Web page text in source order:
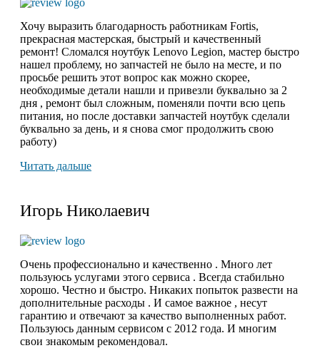
Хочу выразить благодарность работникам Fortis,
прекрасная мастерская, быстрый и качественный
ремонт! Сломался ноутбук Lenovo Legion, мастер быстро
нашел проблему, но запчастей не было на месте, и по
просьбе решить этот вопрос как можно скорее,
необходимые детали нашли и привезли буквально за 2
дня , ремонт был сложным, поменяли почти всю цепь
питания, но после доставки запчастей ноутбук сделали
буквально за день, и я снова смог продолжить свою
работу)
Читать дальше
Игорь Николаевич
Очень профессионально и качественно . Много лет
пользуюсь услугами этого сервиса . Всегда стабильно
хорошо. Честно и быстро. Никаких попыток развести на
дополнительные расходы . И самое важное , несут
гарантию и отвечают за качество выполненных работ.
Пользуюсь данным сервисом с 2012 года. И многим
свои знакомым рекомендовал.